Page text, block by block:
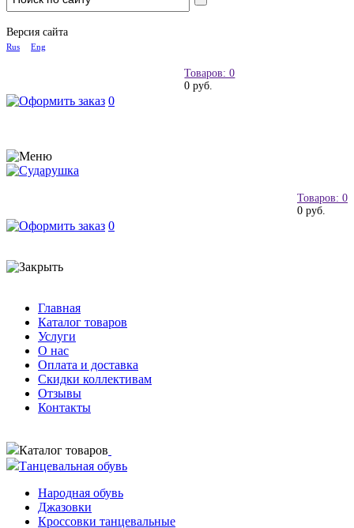
Версия сайта
Rus Eng
Товаров: 0
0 руб.
0
Товаров: 0
0 руб.
0
Главная
Каталог товаров
Услуги
О нас
Оплата и доставка
Скидки коллективам
Отзывы
Контакты
Каталог товаров
Танцевальная обувь
Народная обувь
Джазовки
Кроссовки танцевальные